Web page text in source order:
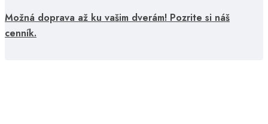
Možná doprava až ku vašim dverám! Pozrite si náš
cenník.